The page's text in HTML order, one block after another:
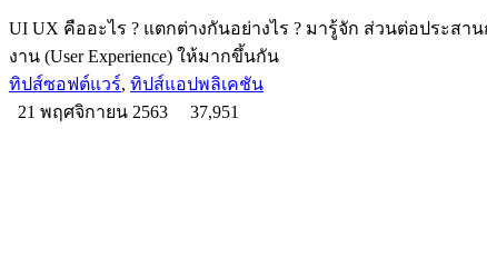
UI UX คืออะไร ? แตกต่างกันอย่างไร ? มารู้จัก ส่วนต่อประสา
งาน (User Experience) ให้มากขึ้นกัน
ทิปส์ซอฟต์แวร์, ทิปส์แอปพลิเคชัน
21 พฤศจิกายน 2563
37,951